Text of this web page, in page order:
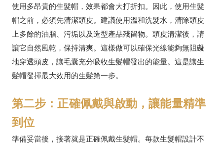
使用多昂貴的生髮帽，效果都會大打折扣。因此，使用生髮
帽之前，必須先清潔頭皮。建議使用溫和洗髮水，清除頭皮
上多餘的油脂、污垢以及造型產品殘留物。頭皮清潔後，請
讓它自然風乾，保持清爽。這樣做可以確保光線能夠無阻礙
地穿透頭皮，讓毛囊充分吸收生髮帽發出的能量。這是讓生
髮帽發揮最大效用的生髮第一步。
第二步：正確佩戴與啟動，讓能量精準
到位
準備妥當後，接著就是正確佩戴生髮帽。每款生髮帽設計不